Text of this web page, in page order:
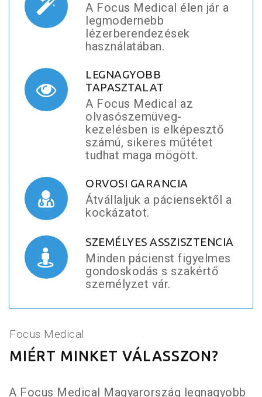
A Focus Medical élen jár a
legmodernebb
lézerberendezések
használatában.
LEGNAGYOBB
TAPASZTALAT
A Focus Medical az
olvasószemüveg-
kezelésben is elképesztő
számú, sikeres műtétet
tudhat maga mögött.
ORVOSI GARANCIA
Átvállaljuk a páciensektől a
kockázatot.
SZEMÉLYES ASSZISZTENCIA
Minden pácienst figyelmes
gondoskodás s szakértő
személyzet vár.
Focus Medical
MIÉRT MINKET VÁLASSZON?
A Focus Medical Magyarország legnagyobb